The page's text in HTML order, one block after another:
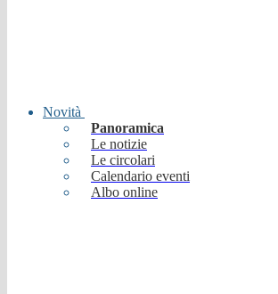
Novità
Panoramica
Le notizie
Le circolari
Calendario eventi
Albo online